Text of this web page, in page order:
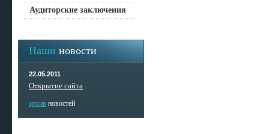
Аудиторские заключения
Наши новости
22.05.2011
Открытие сайта
архив новостей